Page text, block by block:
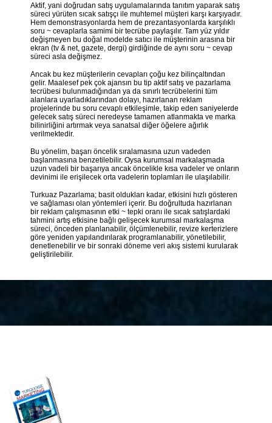
Aktif, yani doğrudan satış uygulamalarında tanıtım yaparak satış
süreci yürüten sıcak satışçı ile muhtemel müşteri karşı karşıyadır.
Hem demonstrasyonlarda hem de prezantasyonlarda karşılıklı
soru ~ cevaplarla samimi bir tecrübe paylaşılır. Tam yüz yıldır
değişmeyen bu doğal modelde satıcı ile müşterinin arasına bir
ekran (tv & net, gazete, dergi) girdiğinde de aynı soru ~ cevap
süreci asla değişmez.
Ancak bu kez müşterilerin cevapları çoğu kez bilinçaltından
gelir. Maalesef pek çok ajansın bu tip aktif satış ve pazarlama
tecrübesi bulunmadığından ya da sınırlı tecrübelerini tüm
alanlara uyarladıklarından dolayı, hazırlanan reklam
projelerinde bu soru cevaplı etkileşimle, takip eden saniyelerde
gelecek satış süreci neredeyse tamamen atlanmakta ve marka
bilinirliğini artırmak veya sanatsal diğer öğelere ağırlık
verilmektedir.
Bu yönelim, başarı öncelik sıralamasına uzun vadeden
başlanmasına benzetilebilir. Oysa kurumsal markalaşmada
uzun vadeli bir başarıya ancak öncelikle kısa vadeler ve onların
devinimi ile erişilecek orta vadelerin toplamları ile ulaşılabilir.
Turkuaz Pazarlama; basit oldukları kadar, etkisini hızlı gösteren
ve sağlaması olan yöntemleri içerir. Bu doğrultuda hazırlanan
bir reklam çalışmasının etki ~ tepki oranı ile sıcak satışlardaki
tahmini artış etkisine bağlı gelişecek kurumsal markalaşma
süreci, önceden planlanabilir, ölçümlenebilir, revize kerterizlere
göre yeniden yapılandırılarak programlanabilir, yönetilebilir,
denetlenebilir ve bir sonraki döneme veri akış sistemi kurularak
geliştirilebilir.